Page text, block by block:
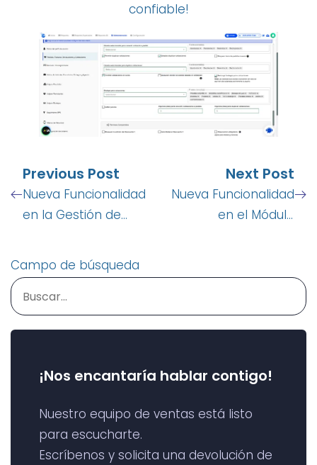
confiable!
Previous Post
Nueva Funcionalidad
en la Gestión de
Next Post
Nueva Funcionalidad
en el Módulo
Campo de búsqueda
¡Nos encantaría hablar contigo!
Nuestro equipo de ventas está listo
para escucharte.
Escríbenos y solicita una devolución de